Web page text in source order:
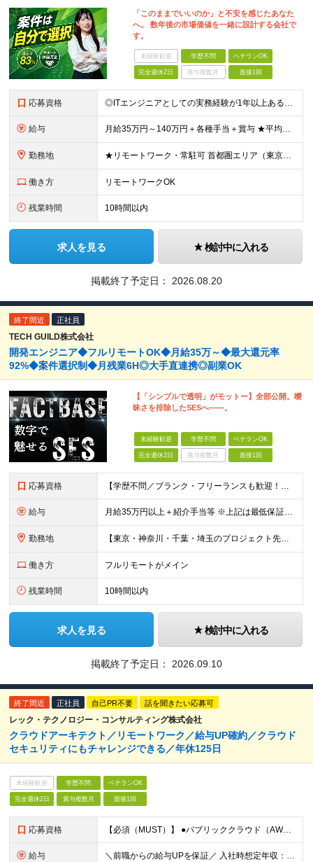
「このままでいいのか」と不安を感じたあなた
へ。 数年後の市場価値を一緒に設計する会社で
す。
未経験歓迎 学歴不問 ベテランOK
完全週休2日 賞与複数月 面接1回
応募資格 ◎ITエンジニアとしての実務経験が1年以上ある方 ・開発、インフラ、工程、言語は一切不問！ ※学歴不問 ▼以下のような方を歓迎します ・自身のスキルを高めていきたい方 ・様々な言語が扱えるようになり
給与 月給35万円～140万円＋各種手当＋賞与 ★平均年収704万円 ★還元率83%~ ★案件待期期間も給与あり★ ※経験や能力を考慮し決定します ※固定残業代（月30時間／5万8000円～15万7000
勤務地 ★リモートワーク・常駐可 首都圏エリア（東京・神奈川・千葉・埼玉）・大阪・名古屋・福岡を中心とした全国各地のプロジェクト先に参画いただきます。 ◆本社 東京都世田谷区太子堂4-18-15 マガザン三
働き方 リモートワークOK
残業時間 10時間以内
求人を見る 検討中に入れる
掲載終了予定日： 2026.08.20
終了間近 正社員
TECH GUILD株式会社
開発エンジニア◆フルリモートOK◆月給35万～◆最大還元率
92%◆案件選択制◆月残業6H◎大手直連携◎副業OK
【「シンプルで透明」がモットー】全部公開。曖
昧さを排除したSESへ――。
未経験歓迎 学歴不問 ベテランOK
完全週休2日 賞与複数月 面接1回
応募資格 【学歴不問／ブランク・フリーランスも歓迎！】 ●何かしらの言語での開発経験がある方（担当フェーズ・経験年数不問！） ※外国籍の方は日本語能力試験N1必須 ★こんな方にピッタリです！ ・還元率や評価制
給与 月給35万円以上＋紹介手当等 ※上記は最低保証額。前職給与を保証します ※固定残業代（30時間分／5万8594円以上）含む。超過分は別途全額支給 ※案件単価から「10万円（会社利益）」を引いた額が還元
勤務地 【東京・神奈川・千葉・埼玉のプロジェクト先】 ※転居を伴う転勤なし。ご希望や居住地を考慮して決定します。 ※リモートワーク導入案件多数（フルリモートもあり）。 ＜本社＞ 東京都品川区東五反田5-22
働き方 フルリモートがメイン
残業時間 10時間以内
求人を見る 検討中に入れる
掲載終了予定日： 2026.09.10
終了間近 正社員 自己PR不要 話を聞きたい応募可
レック・テクノロジー・コンサルティング株式会社
クラウドアーキテクト／リモートワーク／給与UP確約／クラウド
セキュリティにもチャレンジできる／年休125日
未経験歓迎 学歴不問 ベテランOK
完全週休2日 賞与複数月 面接1回
応募資格 【必須（MUST）】 ●パブリッククラウド（AWS、GCP、Azureなど）を利用した設計、構築経験 ※学歴不問 【歓迎（WANT）】 ●パブリッククラウドを利用したインフラ／サービス運用経験 ●D
給与 ＼前職からの給与UPを保証／ 入社時想定年収：600～1000万円 月給40万円～ + 賞与年2回 + 住宅手当（月2～3万円）+ 在宅勤務手当（月3千円）+ 残業代 ※月給にみなし残業は含みません